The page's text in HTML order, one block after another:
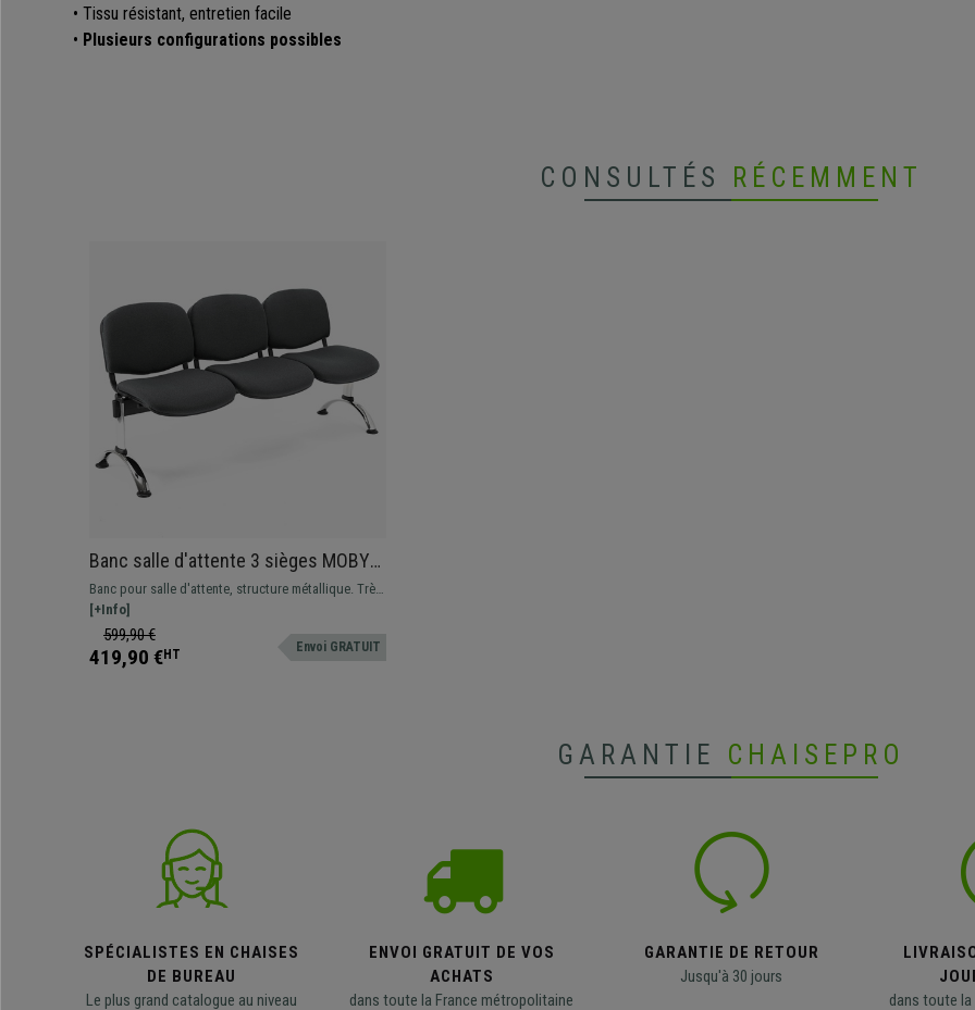
• Tissu résistant, entretien facile
• Plusieurs configurations possibles
CONSULTÉS RÉCEMMENT
Banc salle d'attente 3 sièges MOBY
BASE, Structure en Métal, Grand
Rembourrage, Tissu Gris
Banc pour salle d'attente, structure métallique. Très
résistant, très pratique, rembourrage épais.
Disponible en plusieurs coloris et configurations
[+Info]
599,90 €
419,90 €HT Envoi GRATUIT
GARANTIE CHAISEPRO
SPÉCIALISTES EN CHAISES
DE BUREAU
Le plus grand catalogue au niveau
ENVOI GRATUIT DE VOS
ACHATS
dans toute la France métropolitaine
GARANTIE DE RETOUR
Jusqu'à 30 jours
dans toute